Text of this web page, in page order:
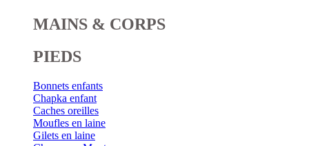
MAINS & CORPS
PIEDS
Bonnets enfants
Chapka enfant
Caches oreilles
Moufles en laine
Gilets en laine